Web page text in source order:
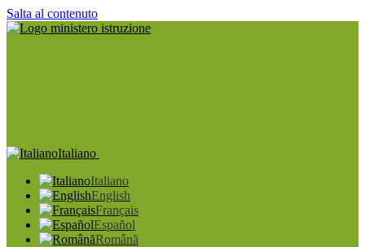
Salta al contenuto
Italiano
Italiano
English
Français
Español
Română